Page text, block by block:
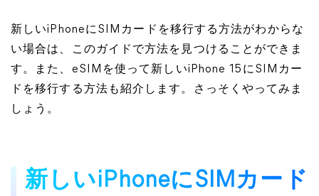
新しいiPhoneにSIMカードを移行する方法がわからな
い場合は、このガイドで方法を見つけることができま
す。また、eSIMを使って新しいiPhone 15にSIMカー
ドを移行する方法も紹介します。さっそくやってみま
しょう。
新しいiPhoneにSIMカード